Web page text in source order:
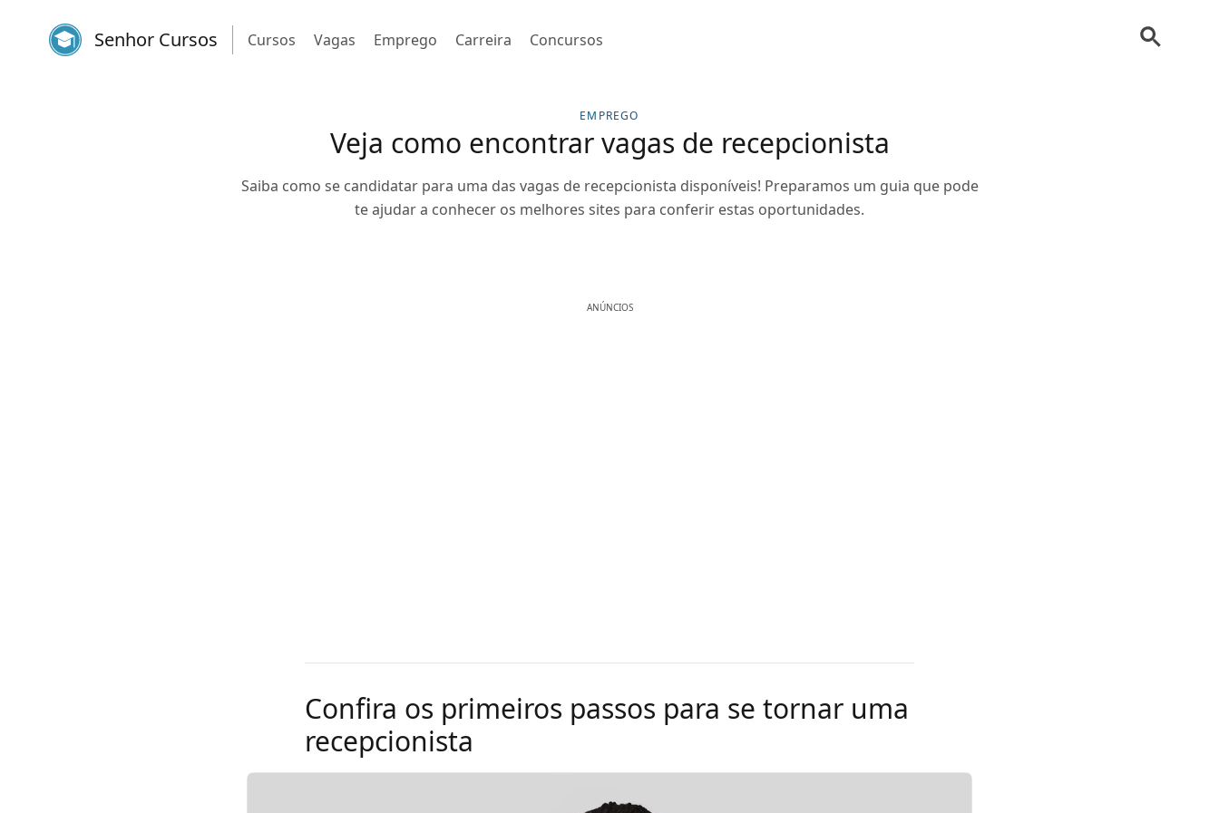
Senhor Cursos Cursos Vagas Emprego Carreira Concursos
EMPREGO
Veja como encontrar vagas de recepcionista
Saiba como se candidatar para uma das vagas de recepcionista disponíveis! Preparamos um guia que pode
te ajudar a conhecer os melhores sites para conferir estas oportunidades.
ANÚNCIOS
Confira os primeiros passos para se tornar uma
recepcionista